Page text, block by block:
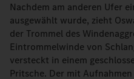
Nachdem am anderen Ufer
ausgewählt wurde, zieht
der Trommel des
Eintrommelwinde von
versteckt in einem
Pritsche. Der mit